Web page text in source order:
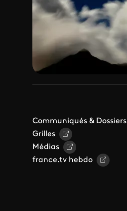
Communiqués & Dossiers
Grilles
Médias
france.tv hebdo